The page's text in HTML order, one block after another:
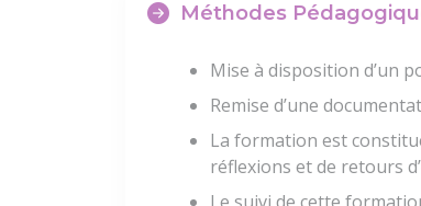
Méthodes
Mise à disposition d’un
Remise d’une
La formation est
réflexions et de retours
Le suivi de cette